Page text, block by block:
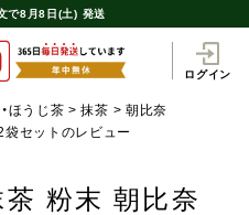
で8月8日(土) 発送
ログイン
ほうじ茶 抹茶
朝比奈
袋セットのレビュー
茶 粉末 朝比奈